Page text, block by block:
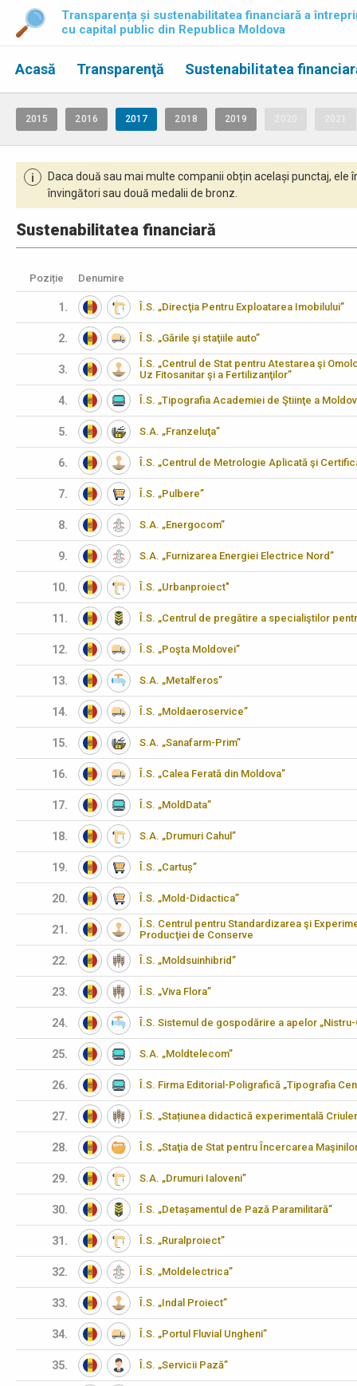
Transparența și sustenabilitatea financiară a
cu capital public din Republica Moldova
Acasă Transparenţă Sustenabilitatea
2015 2016 2017 2018 2019
i
Daca două sau mai multe companii obțin același punctaj,
învingători sau două medalii de bronz.
Sustenabilitatea financiară
Poziție Denumire
1. Î.S. „Direcţia Pentru Exploatarea Imobilului”
2. Î.S. „Gările şi staţiile auto”
3.
Î.S. „Centrul de Stat pentru Atestarea şi
Uz Fitosanitar şi a Fertilizanţilor”
4. Î.S. „Tipografia Academiei de Ştiinţe a
5. S.A. „Franzeluţa”
6. Î.S. „Centrul de Metrologie Aplicată şi
7. Î.S. „Pulbere”
8. S.A. „Energocom”
9. S.A. „Furnizarea Energiei Electrice Nord”
10. Î.S. „Urbanproiect"
11. Î.S. „Centrul de pregătire a specialiştilor
12. Î.S. „Poşta Moldovei”
13. S.A. „Metalferos”
14. Î.S. „Moldaeroservice”
15. S.A. „Sanafarm-Prim”
16. Î.S. „Calea Ferată din Moldova”
17. Î.S. „MoldData”
18. S.A. „Drumuri Cahul”
19. Î.S. „Cartuș”
20. Î.S. „Mold-Didactica”
21.
Î.S. Centrul pentru Standardizarea şi
Producţiei de Conserve
22. Î.S. „Moldsuinhibrid”
23. Î.S. „Viva Flora”
24. Î.S. Sistemul de gospodărire a apelor „Nistru-
25. S.A. „Moldtelecom”
26. Î.S. Firma Editorial-Poligrafică „Tipografia
27. Î.S. „Stațiunea didactică experimentală
28. Î.S. „Staţia de Stat pentru Încercarea
29. S.A. „Drumuri Ialoveni”
30. Î.S. „Detașamentul de Pază Paramilitară”
31. Î.S. „Ruralproiect”
32. Î.S. „Moldelectrica”
33. Î.S. „Indal Proiect”
34. Î.S. „Portul Fluvial Ungheni”
35. Î.S. „Servicii Pază”